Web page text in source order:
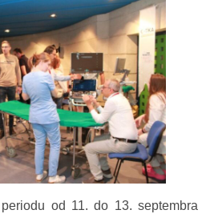
od 11. do 13. septembra